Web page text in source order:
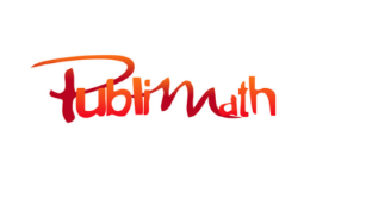
contenu
Publimath